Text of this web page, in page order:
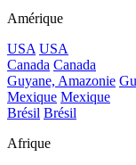
Amérique
USA USA
Canada Canada
Guyane, Amazonie
Mexique Mexique
Brésil Brésil
Afrique